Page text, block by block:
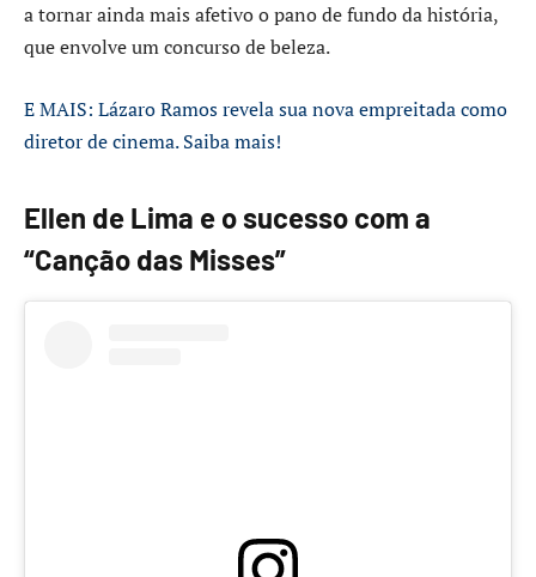
a tornar ainda mais afetivo o pano de fundo da história,
que envolve um concurso de beleza.
E MAIS: Lázaro Ramos revela sua nova empreitada como
diretor de cinema. Saiba mais!
Ellen de Lima e o sucesso com a
“Canção das Misses”